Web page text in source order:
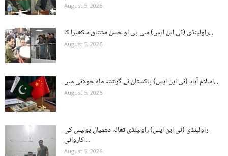
August 5, 2026
راولپنڈی (ٹی این ایس) سی پی او حسن مشتاق سکھیرا کا...
August 5, 2026
اسلام آباد (ٹی این ایس) پاکستان نے گزشتہ ماہ جولائی میں...
August 5, 2026
راولپنڈی (ٹی این ایس) راولپنڈی تھانہ دھمیال پولیس کی
کاروائی ...
August 5, 2026